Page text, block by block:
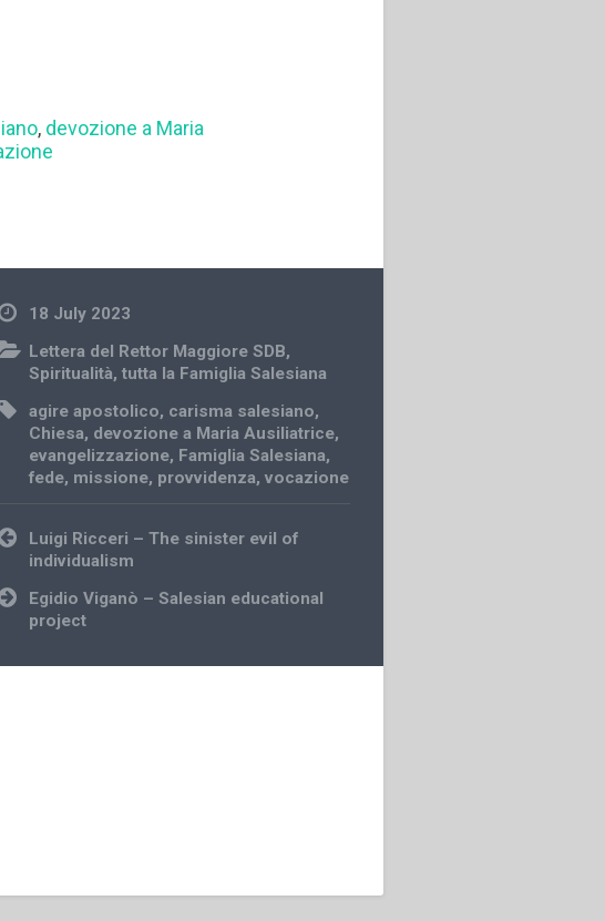
, devozione a Maria
18 July 2023
Lettera del Rettor Maggiore SDB,
Spiritualità,tutta la Famiglia Salesiana
agire apostolico, carisma salesiano,
Chiesa, devozione a Maria Ausiliatrice,
evangelizzazione, Famiglia Salesiana,
fede, missione, provvidenza,vocazione
navigation
Luigi Ricceri – The sinister evil of
individualism
Egidio Viganò – Salesian educational
project